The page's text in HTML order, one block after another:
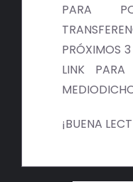
PARA
PRÓXIMOS
LINK PARA
¡BUENA